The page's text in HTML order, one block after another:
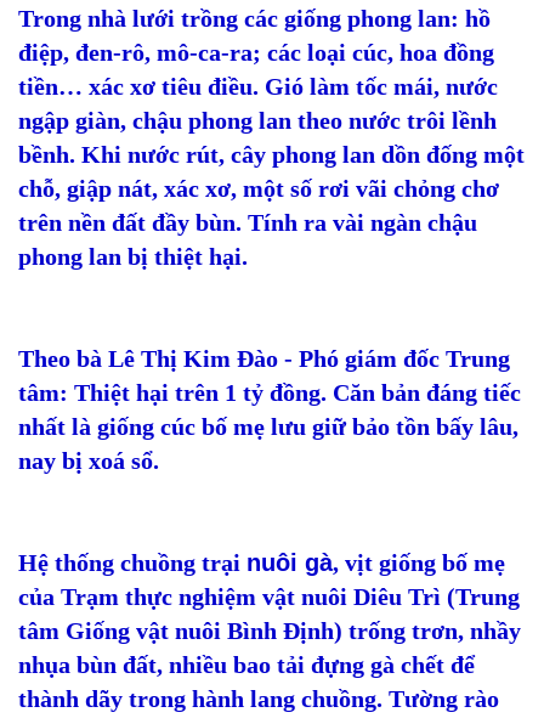
Trong nhà lưới trồng các giống phong lan: hồ
điệp, đen-rô, mô-ca-ra; các loại cúc, hoa đồng
tiền… xác xơ tiêu điều. Gió làm tốc mái, nước
ngập giàn, chậu phong lan theo nước trôi lềnh
bềnh. Khi nước rút, cây phong lan dồn đống một
chỗ, giập nát, xác xơ, một số rơi vãi chỏng chơ
trên nền đất đầy bùn. Tính ra vài ngàn chậu
phong lan bị thiệt hại.
Theo bà Lê Thị Kim Đào - Phó giám đốc Trung
tâm: Thiệt hại trên 1 tỷ đồng. Căn bản đáng tiếc
nhất là giống cúc bố mẹ lưu giữ bảo tồn bấy lâu,
nay bị xoá sổ.
Hệ thống chuồng trại nuôi gà, vịt giống bố mẹ
của Trạm thực nghiệm vật nuôi Diêu Trì (Trung
tâm Giống vật nuôi Bình Định) trống trơn, nhầy
nhụa bùn đất, nhiều bao tải đựng gà chết để
thành dãy trong hành lang chuồng. Tường rào